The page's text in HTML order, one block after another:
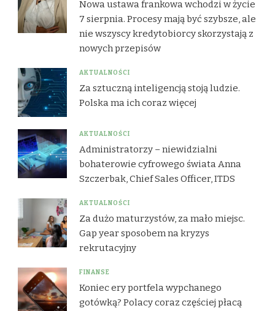
Nowa ustawa frankowa wchodzi w życie
7 sierpnia. Procesy mają być szybsze, ale
nie wszyscy kredytobiorcy skorzystają z
nowych przepisów
AKTUALNOŚCI
Za sztuczną inteligencją stoją ludzie.
Polska ma ich coraz więcej
AKTUALNOŚCI
Administratorzy – niewidzialni
bohaterowie cyfrowego świata Anna
Szczerbak, Chief Sales Officer, ITDS
AKTUALNOŚCI
Za dużo maturzystów, za mało miejsc.
Gap year sposobem na kryzys
rekrutacyjny
FINANSE
Koniec ery portfela wypchanego
gotówką? Polacy coraz częściej płacą